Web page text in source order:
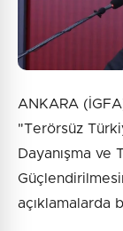
ANKARA
"Terörsüz
Dayanışma ve
açıklamalarda